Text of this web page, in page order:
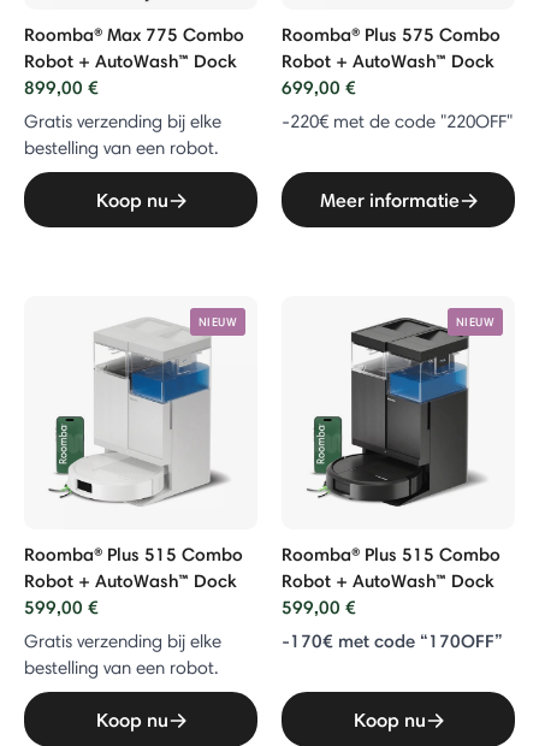
Roomba® Max 775 Combo
Robot + AutoWash™ Dock
899,00 €
Gratis verzending bij elke
bestelling van een robot.
Koop nu
Roomba® Plus 575 Combo
Robot + AutoWash™ Dock
699,00 €
-220€ met de code "220OFF"
Meer informatie
NIEUW
Roomba® Plus 515 Combo
Robot + AutoWash™ Dock
599,00 €
Gratis verzending bij elke
bestelling van een robot.
Koop nu
NIEUW
Roomba® Plus 515 Combo
Robot + AutoWash™ Dock
599,00 €
-170€ met code “170OFF”
Koop nu